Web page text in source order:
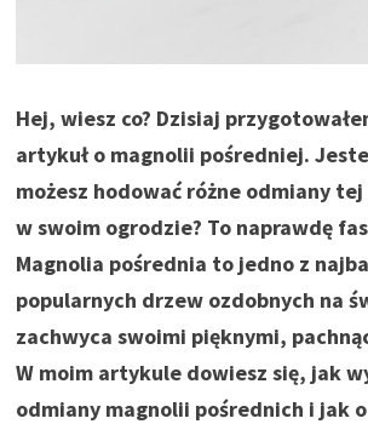
Hej, wiesz co? Dzisiaj
artykuł o magnolii pośredniej.
możesz hodować różne odmiany
w swoim ogrodzie? To naprawdę
Magnolia pośrednia to jedno z
popularnych drzew ozdobnych na
zachwyca swoimi pięknymi,
W moim artykule dowiesz się, jak
odmiany magnolii pośrednich i jak